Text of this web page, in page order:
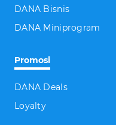
DANA Bisnis
DANA Miniprogram
Promosi
DANA Deals
Loyalty